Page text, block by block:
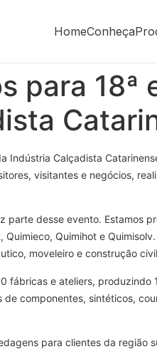
HomeConheça
para 18ª
Indústria Calçadista
visitantes e negócios,
parte desse evento. Estamos
Quimihot e
moveleiro e construção
fábricas e ateliers,
componentes, sintéticos,
para clientes da